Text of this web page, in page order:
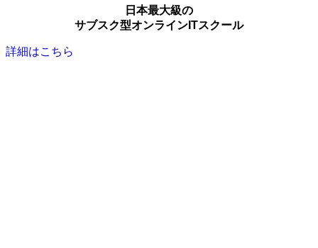
日本最大級の
サブスク型オンラインITスクール
詳細はこちら